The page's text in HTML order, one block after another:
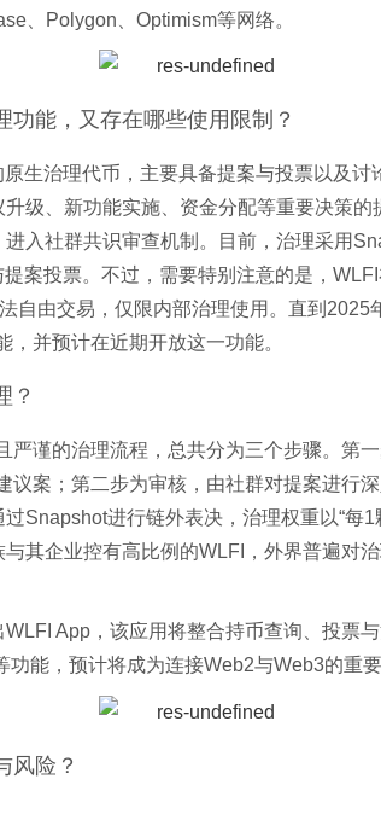
、Polygon、Optimism等网络。
功能，又存在哪些使用限制？
生治理代币，主要具备提案与投票以及讨
级、新功能实施、资金分配等重要决策的
入社群共识审查机制。目前，治理采用
案投票。不过，需要特别注意的是，
自由交易，仅限内部治理使用。直到2025
，并预计在近期开放这一功能。
？
严谨的治理流程，总共分为三个步骤。第
议案；第二步为审核，由社群对提案进行
Snapshot进行链外表决，治理权重以“每1
其企业控有高比例的WLFI，外界普遍对
App，该应用将整合持币查询、投票
能，预计将成为连接Web2与Web3的重要
风险？